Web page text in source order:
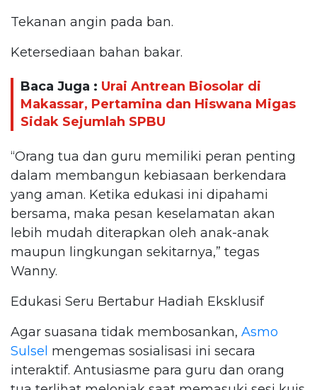
Tekanan angin pada ban.
Ketersediaan bahan bakar.
Baca Juga : Urai Antrean Biosolar di
Makassar, Pertamina dan Hiswana Migas
Sidak Sejumlah SPBU
“Orang tua dan guru memiliki peran penting
dalam membangun kebiasaan berkendara
yang aman. Ketika edukasi ini dipahami
bersama, maka pesan keselamatan akan
lebih mudah diterapkan oleh anak-anak
maupun lingkungan sekitarnya,” tegas
Wanny.
Edukasi Seru Bertabur Hadiah Eksklusif
Agar suasana tidak membosankan, Asmo
Sulsel mengemas sosialisasi ini secara
interaktif. Antusiasme para guru dan orang